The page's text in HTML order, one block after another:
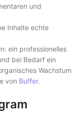
und
Inhalte echte
ein professionelles
bei Bedarf ein
Wachstum
von Buffer.